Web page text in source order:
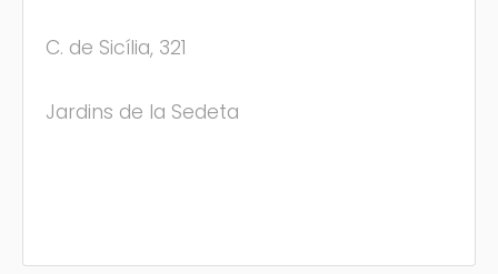
C. de Sicília, 321
Jardins de la Sedeta